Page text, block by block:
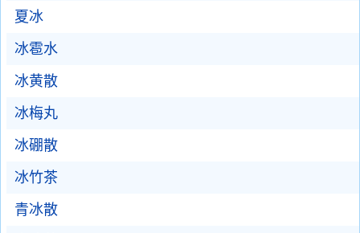
夏冰
冰雹水
冰黄散
冰梅丸
冰硼散
冰竹茶
青冰散